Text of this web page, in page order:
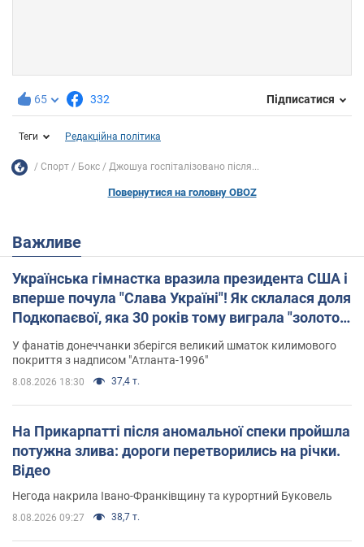
65 332 Підписатися
Теги Редакційна політика
Спорт Бокс Джошуа госпіталізовано після...
Повернутися на головну OBOZ
Важливе
Українська гімнастка вразила президента США і
вперше почула "Слава Україні"! Як склалася доля
Подкопаєвої, яка 30 років тому виграла "золото"
Олімпіади
У фанатів донеччанки зберігся великий шматок килимового
покриття з надписом "Атланта-1996"
8.08.2026 18:30 37,4 т.
На Прикарпатті після аномальної спеки пройшла
потужна злива: дороги перетворились на річки.
Відео
Негода накрила Івано-Франківщину та курортний Буковель
8.08.2026 09:27 38,7 т.